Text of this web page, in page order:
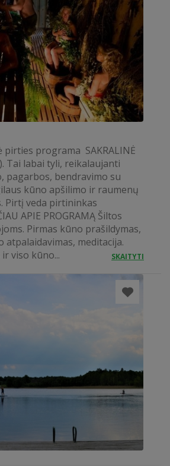
pirties programa SAKRALINĖ
Tai labai tyli, reikalaujanti
pagarbos, bendravimo su
kūno apšilimo ir raumenų
Pirtį veda pirtininkas
APIE PROGRAMĄ Šiltos
Pirmas kūno prašildymas,
atpalaidavimas, meditacija.
viso kūno...
SKAITYTI